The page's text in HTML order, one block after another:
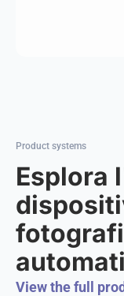
Product systems
Esplora
View the full